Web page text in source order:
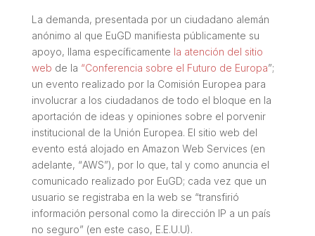
La demanda, presentada por un ciudadano alemán
anónimo al que EuGD manifiesta públicamente su
apoyo, llama específicamente la atención del sitio
web de la “Conferencia sobre el Futuro de Europa”;
un evento realizado por la Comisión Europea para
involucrar a los ciudadanos de todo el bloque en la
aportación de ideas y opiniones sobre el porvenir
institucional de la Unión Europea. El sitio web del
evento está alojado en Amazon Web Services (en
adelante, “AWS”), por lo que, tal y como anuncia el
comunicado realizado por EuGD; cada vez que un
usuario se registraba en la web se “transfirió
información personal como la dirección IP a un país
no seguro” (en este caso, E.E.U.U).